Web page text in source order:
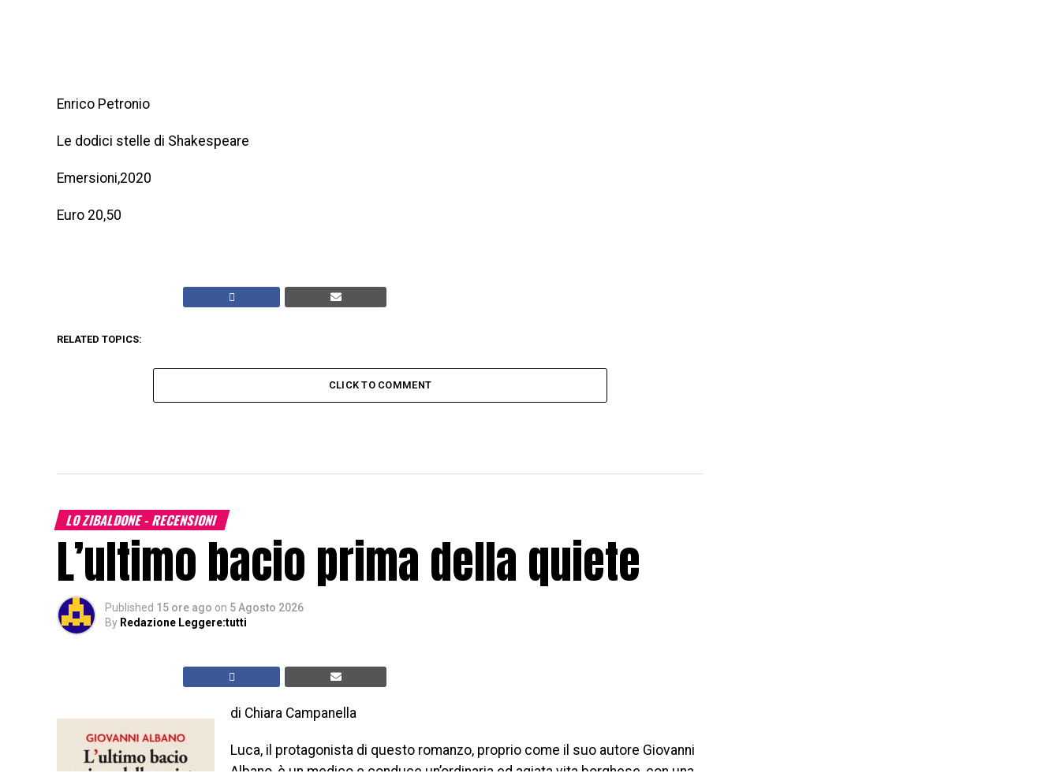
Enrico Petronio
Le dodici stelle di Shakespeare
Emersioni,2020
Euro 20,50
RELATED TOPICS:
CLICK TO COMMENT
LO ZIBALDONE - RECENSIONI
L’ultimo bacio prima della quiete
Published 15 ore ago on 5 Agosto 2026
By Redazione Leggere:tutti
di Chiara Campanella
Luca, il protagonista di questo romanzo, proprio come il suo autore Giovanni
Albano, è un medico e conduce un’ordinaria ed agiata vita borghese, con una